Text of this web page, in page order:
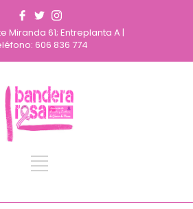
Miranda 61; Entreplanta A |
606 836 774